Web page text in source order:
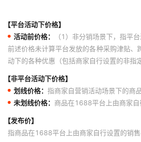
【平台活动下价格】
活动前价格：
（1）非分销场景下，指平
前述价格未计算平台发放的各种采购津贴
动下的各种优惠（包括商家自行设置的非指
【非平台活动下价格】
划线价格： 指商家自营销活动场景下的商
未划线价格： 商品在1688平台上由商家自
【发布价】
指商品在1688平台上由商家自行设置的销